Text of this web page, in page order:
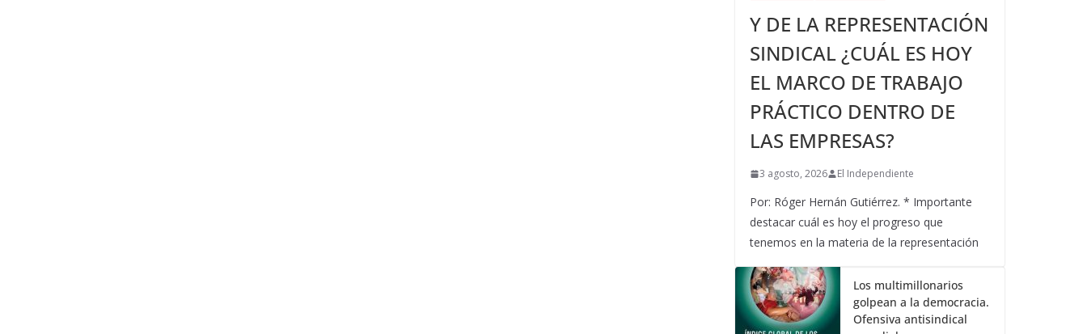
Y DE LA REPRESENTACIÓN
SINDICAL ¿CUÁL ES HOY
EL MARCO DE TRABAJO
PRÁCTICO DENTRO DE
LAS EMPRESAS?
3 agosto, 2026 El Independiente
Por: Róger Hernán Gutiérrez. * Importante
destacar cuál es hoy el progreso que
tenemos en la materia de la representación
Los multimillonarios
golpean a la democracia.
Ofensiva antisindical